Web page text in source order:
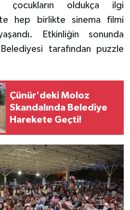
çocukların oldukça ilgi
hep birlikte sinema filmi
Etkinliğin sonunda
tarafından puzzle
Çünür'deki Moloz
Skandalında Belediye
Harekete Geçti!